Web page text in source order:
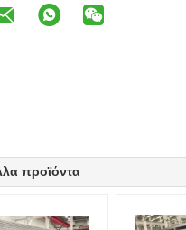
προϊόντα